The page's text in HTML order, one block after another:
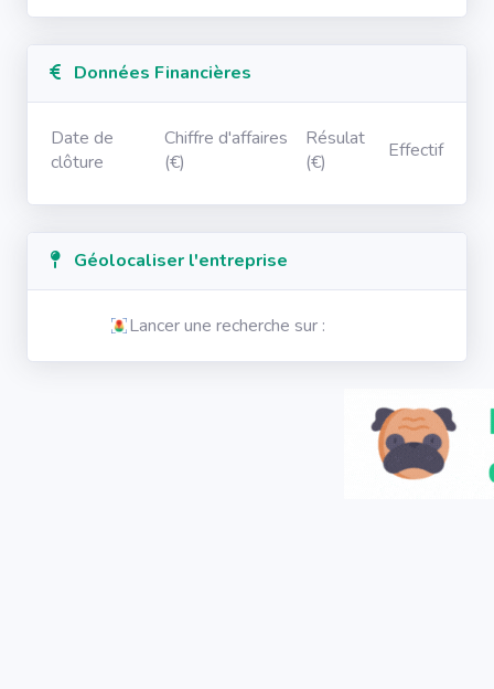
Données Financières
Date de
clôture
Chiffre d'affaires
(€)
Résulat
(€)
Effectif
Géolocaliser l'entreprise
Lancer une recherche sur :